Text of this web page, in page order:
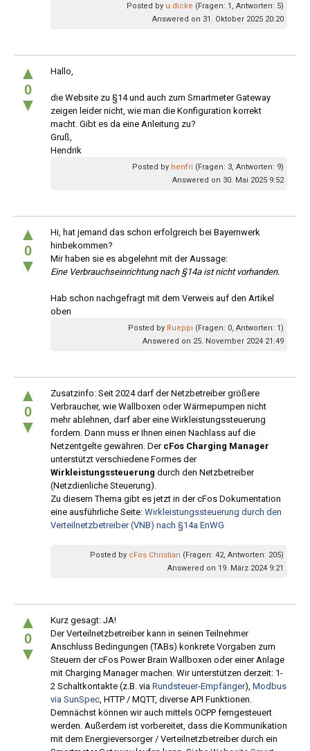
Posted by u.dicke (Fragen: 1, Antworten: 5)
Answered on 31. Oktober 2025 20:20
▲
0
▼
Hallo,
die Website zu §14 und auch zum Smartmeter Gateway
zeigen leider nicht, wie man die Konfiguration korrekt
macht. Gibt es da eine Anleitung zu?
Gruß,
Hendrik
Posted by henfri (Fragen: 3, Antworten: 9)
Answered on 30. Mai 2025 9:52
▲
0
▼
Hi, hat jemand das schon erfolgreich bei Bayernwerk
hinbekommen?
Mir haben sie es abgelehnt mit der Aussage:
Eine Verbrauchseinrichtung nach §14a ist nicht vorhanden.
Hab schon nachgefragt mit dem Verweis auf den Artikel
oben
Posted by Rueppi (Fragen: 0, Antworten: 1)
Answered on 25. November 2024 21:49
▲
0
▼
Zusatzinfo: Seit 2024 darf der Netzbetreiber größere
Verbraucher, wie Wallboxen oder Wärmepumpen nicht
mehr ablehnen, darf aber eine Wirkleistungssteuerung
fordern. Dann muss er Ihnen einen Nachlass auf die
Netzentgelte gewähren. Der cFos Charging Manager
unterstützt verschiedene Formes der
Wirkleistungssteuerung durch den Netzbetreiber
(Netzdienliche Steuerung).
Zu diesem Thema gibt es jetzt in der cFos Dokumentation
eine ausführliche Seite: Wirkleistungssteuerung durch den
Verteilnetzbetreiber (VNB) nach §14a EnWG
Posted by cFos Christian (Fragen: 42, Antworten: 205)
Answered on 19. März 2024 9:21
▲
0
▼
Kurz gesagt: JA!
Der Verteilnetzbetreiber kann in seinen Teilnehmer
Anschluss Bedingungen (TABs) konkrete Vorgaben zum
Steuern der cFos Power Brain Wallboxen oder einer Anlage
mit Charging Manager machen. Wir unterstützen derzeit: 1-
2 Schaltkontakte (z.B. via Rundsteuer-Empfänger), Modbus
via SunSpec , HTTP / MQTT, diverse API Funktionen.
Demnächst können wir auch mittels OCPP ferngesteuert
werden. Außerdem ist vorbereitet, dass die Kommunikation
mit dem Energieversorger / Verteilnetzbetreiber durch ein